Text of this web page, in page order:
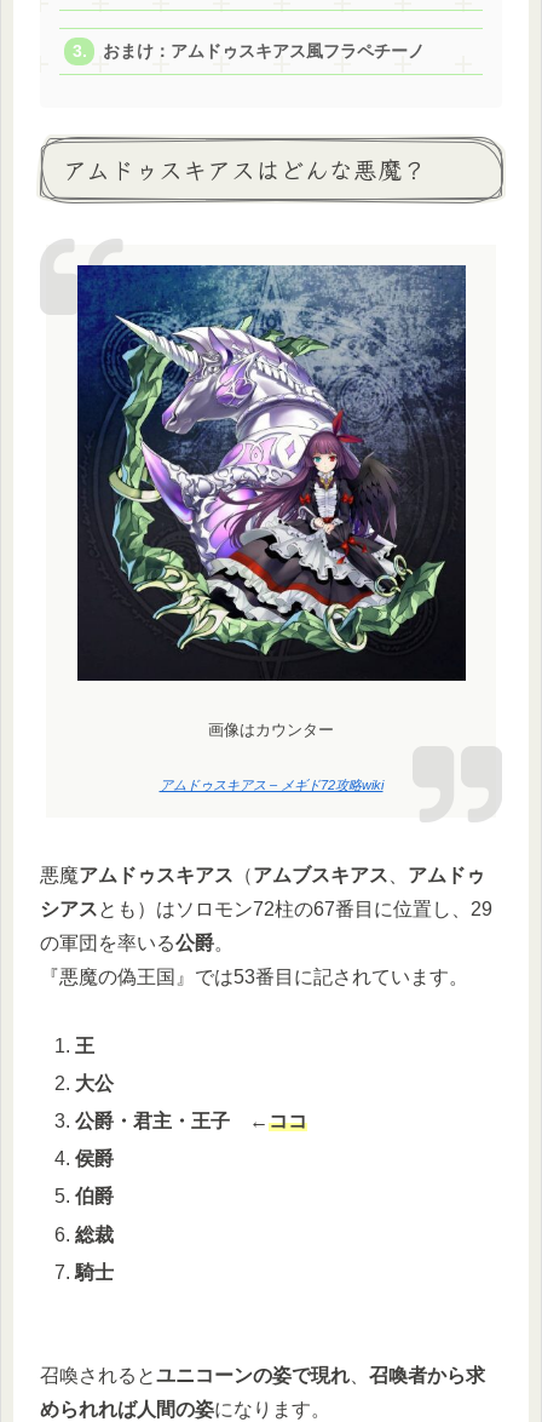
おまけ：アムドゥスキアス風フラペチーノ
アムドゥスキアスはどんな悪魔？
画像はカウンター
アムドゥスキアス – メギド72攻略wiki
悪魔アムドゥスキアス （アムブスキアス
アムドゥ
シアスとも）はソロモン72柱の67番目に位置し、29
の軍団を率いる公爵。
『悪魔の偽王国』では53番目に記されています。
王
大公
公爵・君主・王子 ←ココ
侯爵
伯爵
総裁
騎士
召喚されるとユニコーンの姿で現れ
召喚者から求
められれば人間の姿になります。